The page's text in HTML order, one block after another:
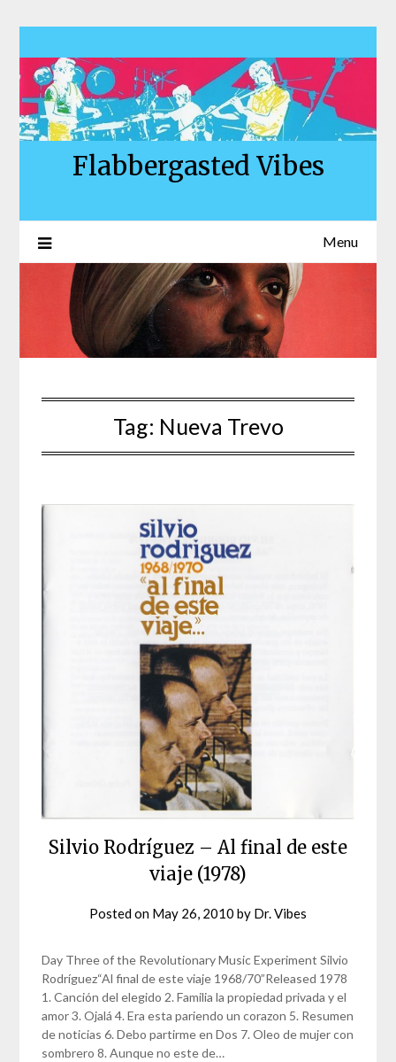
content
Flabbergasted Vibes
Menu
Tag: Nueva Trevo
Silvio Rodríguez – Al final de este
viaje (1978)
Posted on May 26, 2010 by Dr. Vibes
Day Three of the Revolutionary Music Experiment Silvio
Rodríguez“Al final de este viaje 1968/70”Released 1978
1. Canción del elegido 2. Familia la propiedad privada y el
amor 3. Ojalá 4. Era esta pariendo un corazon 5. Resumen
de noticias 6. Debo partirme en Dos 7. Oleo de mujer con
sombrero 8. Aunque no este de…